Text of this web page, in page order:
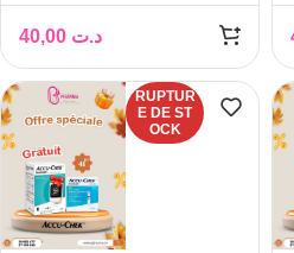
DE 25
د.ت
RUPTUR
E DE ST
OCK